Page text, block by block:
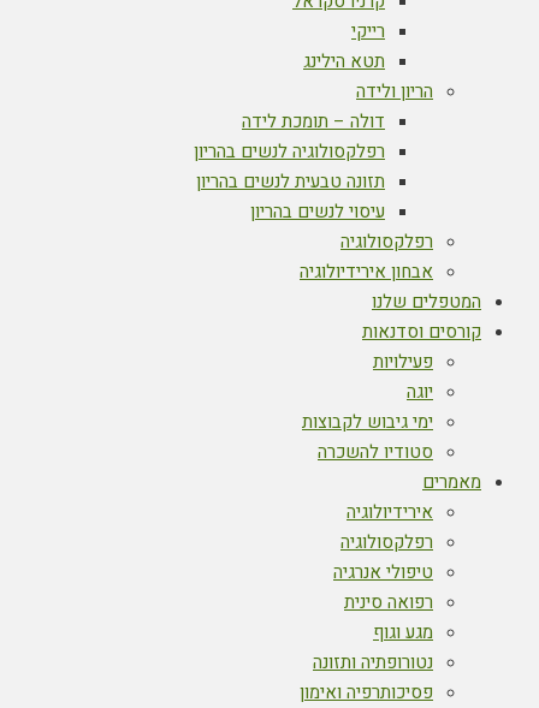
רייקי
תטא הילינג
הריון ולידה
דולה – תומכת לידה
רפלקסולוגיה לנשים בהריון
תזונה טבעית לנשים בהריון
עיסוי לנשים בהריון
רפלקסולוגיה
אבחון אירידיולוגיה
המטפלים שלנו
קורסים וסדנאות
פעילויות
יוגה
ימי גיבוש לקבוצות
סטודיו להשכרה
מאמרים
אירידיולוגיה
רפלקסולוגיה
טיפולי אנרגיה
רפואה סינית
מגע וגוף
נטורופתיה ותזונה
פסיכותרפיה ואימון